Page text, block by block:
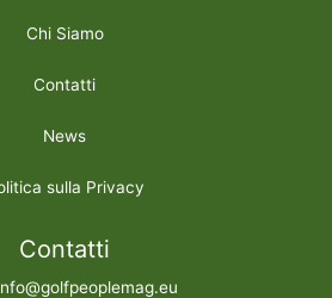
Chi Siamo
Contatti
News
sulla Privacy
Contatti